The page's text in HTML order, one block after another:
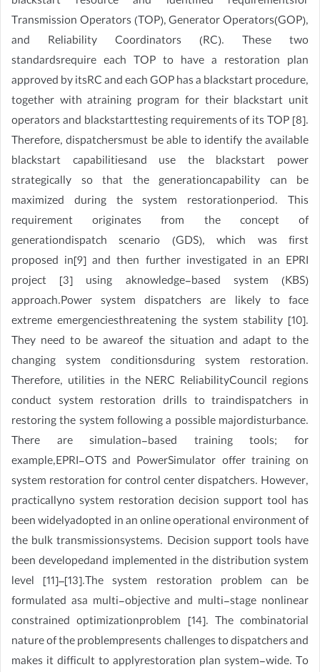
Transmission Operators (TOP), Generator Operators(GOP),
and Reliability Coordinators (RC). These two
standardsrequire each TOP to have a restoration plan
approved by itsRC and each GOP has a blackstart procedure,
together with atraining program for their blackstart unit
operators and blackstarttesting requirements of its TOP [8].
Therefore, dispatchersmust be able to identify the available
blackstart capabilitiesand use the blackstart power
strategically so that the generationcapability can be
maximized during the system restorationperiod. This
requirement originates from the concept of
generationdispatch scenario (GDS), which was first
proposed in[9] and then further investigated in an EPRI
project [3] using aknowledge-based system (KBS)
approach.Power system dispatchers are likely to face
extreme emergenciesthreatening the system stability [10].
They need to be awareof the situation and adapt to the
changing system conditionsduring system restoration.
Therefore, utilities in the NERC ReliabilityCouncil regions
conduct system restoration drills to traindispatchers in
restoring the system following a possible majordisturbance.
There are simulation-based training tools; for
example,EPRI-OTS and PowerSimulator offer training on
system restoration for control center dispatchers. However,
practicallyno system restoration decision support tool has
been widelyadopted in an online operational environment of
the bulk transmissionsystems. Decision support tools have
been developedand implemented in the distribution system
level [11]–[13].The system restoration problem can be
formulated asa multi-objective and multi-stage nonlinear
constrained optimizationproblem [14]. The combinatorial
nature of the problempresents challenges to dispatchers and
makes it difficult to applyrestoration plan system-wide. To